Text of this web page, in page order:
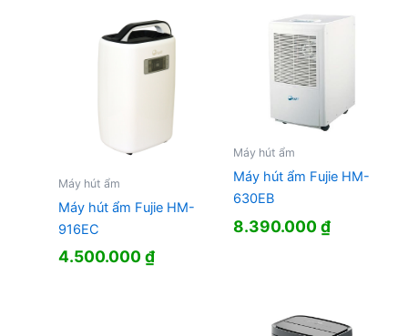
Máy hút ẩm
Máy hút ẩm Fujie HM-
916EC
4.500.000₫
Máy hút ẩm
Máy hút ẩm Fujie HM-
630EB
8.390.000₫